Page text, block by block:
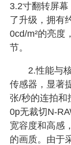
3.2寸翻转屏
了升级，拥有
0cd/m²的亮度
节。
2.性能与核
传感器，显著
张/秒的连拍和
0p无裁切N-
宽容度和高感
的画质。由于